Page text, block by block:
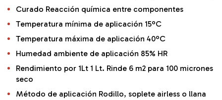
Curado Reacción química entre componentes
Temperatura mínima de aplicación 15ºC
Temperatura máxima de aplicación 40ºC
Humedad ambiente de aplicación 85% HR
Rendimiento por 1Lt 1 Lt. Rinde 6 m2 para 100 micrones
seco
Método de aplicación Rodillo, soplete airless o llana